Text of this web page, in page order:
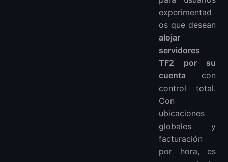
experimentad
os que desean
alojar
servidores
TF2 por su
cuenta con
control total.
Con
ubicaciones
globales y
facturación
por hora, es